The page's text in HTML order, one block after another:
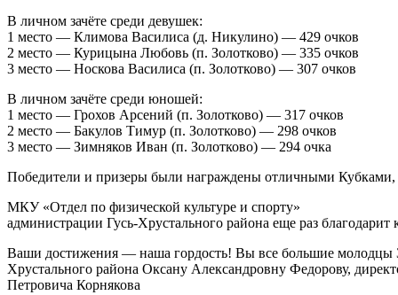
В личном зачёте среди девушек:
1 место — Климова Василиса (д. Никулино) — 429 очков
2 место — Курицына Любовь (п. Золотково) — 335 очков
3 место — Носкова Василиса (п. Золотково) — 307 очков
В личном зачёте среди юношей:
1 место — Грохов Арсений (п. Золотково) — 317 очков
2 место — Бакулов Тимур (п. Золотково) — 298 очков
3 место — Зимняков Иван (п. Золотково) — 294 очка
Победители и призеры были награждены отличными
МКУ «Отдел по физической культуре и спорту»
администрации Гусь-Хрустального района еще раз
Ваши достижения — наша гордость! Вы все большие молодцы
Хрустального района Оксану Александровну Федорову,
Петровича Корнякова